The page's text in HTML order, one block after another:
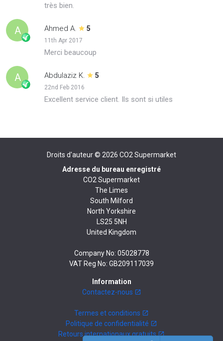
très bien.
A Ahmed A. 5
11th Apr 2017
Merci beaucoup
A Abdulaziz K. 5
22nd Feb 2016
Excellent service client. Ils sont si utiles
Droits d'auteur © 2026 CO2 Supermarket
Adresse du bureau enregistré
CO2 Supermarket
The Limes
South Milford
North Yorkshire
LS25 5NH
United Kingdom
Company No: 05028778
VAT Reg No: GB209117039
Information
Contactez-nous
Termes et conditions
Politique de confidentialité
Retours internationaux gratuits